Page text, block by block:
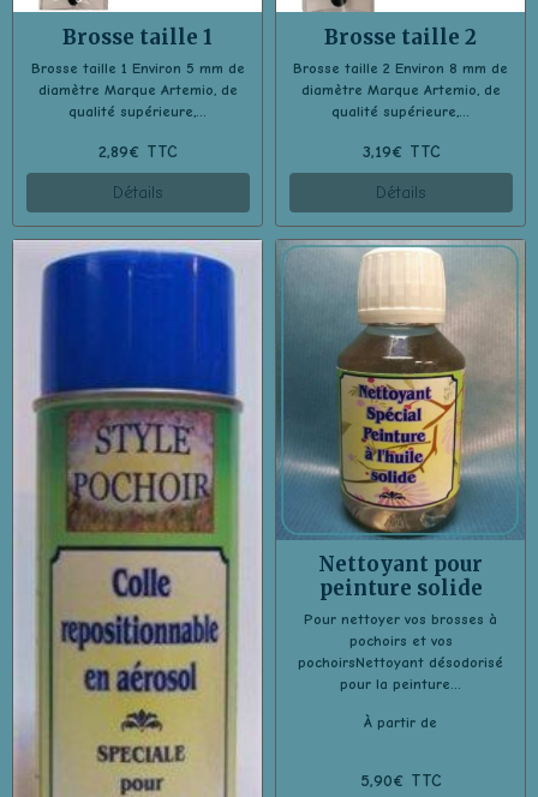
Brosse taille 1
Brosse taille 1 Environ 5 mm de
diamètre Marque Artemio, de
qualité supérieure,...
2,89€ TTC
Détails
Brosse taille 2
Brosse taille 2 Environ 8 mm de
diamètre Marque Artemio, de
qualité supérieure,...
3,19€ TTC
Détails
Nettoyant pour
peinture solide
Pour nettoyer vos brosses à
pochoirs et vos
pochoirsNettoyant désodorisé
pour la peinture...
À partir de
5,90€ TTC